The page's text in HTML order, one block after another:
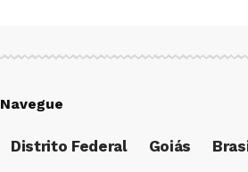
Navegue
Distrito Federal Goiás